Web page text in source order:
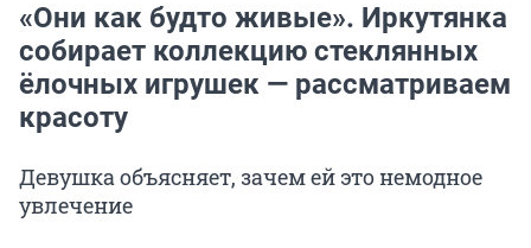
«Они как будто живые». Иркутянка
собирает коллекцию стеклянных
ёлочных игрушек — рассматриваем
красоту
Девушка объясняет, зачем ей это немодное
увлечение